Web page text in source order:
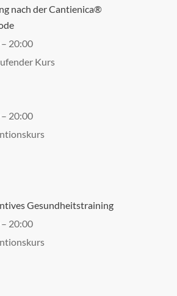
nach der Cantienica®
– 20:00
Kurs
– 20:00
Gesundheitstraining
– 20:00